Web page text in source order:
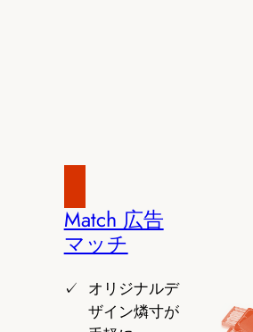
Match 広告
マッチ
オリジナルデ
ザイン燐寸が